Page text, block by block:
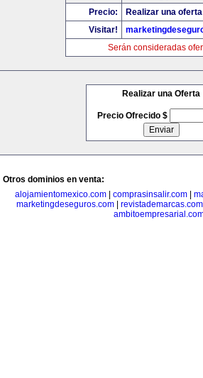
Precio:
Realizar una
Visitar!
Serán consideradas
Realizar una Oferta
Precio Ofrecido $
Otros dominios en venta:
alojamientomexico.com| comprasinsalir.com|
marketingdeseguros.com
revistademarcas.com